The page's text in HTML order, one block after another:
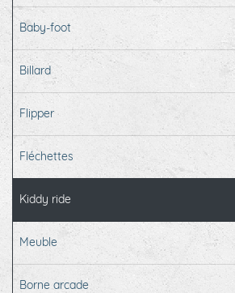
Baby-foot
Billard
Flipper
Fléchettes
Kiddy ride
Meuble
Borne arcade